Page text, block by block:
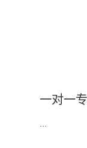
一对一
...